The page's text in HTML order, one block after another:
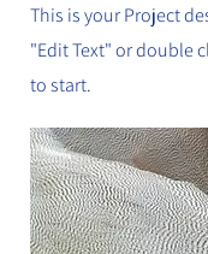
This is your Project
"Edit Text" or double
to start.